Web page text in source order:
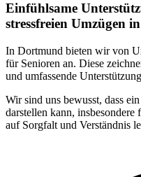
Einfühlsame
stressfreien Umzügen
In Dortmund bieten wir von
für Senioren an. Diese
und umfassende
Wir sind uns bewusst, dass
darstellen kann,
auf Sorgfalt und Verständnis